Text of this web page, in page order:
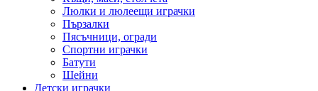
Люлки и люлеещи играчки
Пързалки
Пясъчници, огради
Спортни играчки
Батути
Шейни
Детски играчки